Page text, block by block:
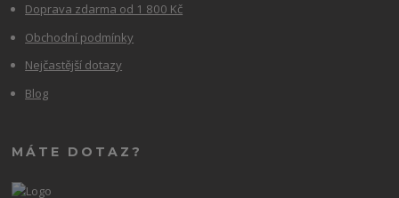
Doprava zdarma od 1 800 Kč
Obchodní podmínky
Nejčastější dotazy
Blog
MÁTE DOTAZ?